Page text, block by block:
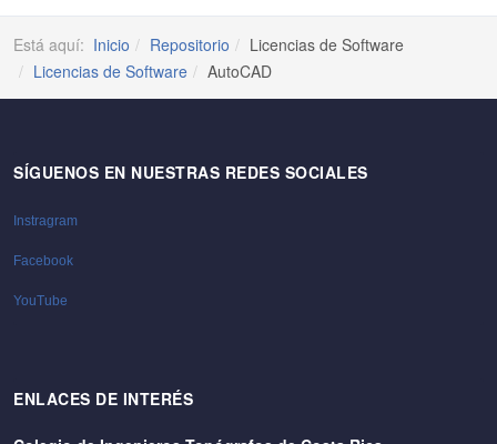
Está aquí: Inicio Repositorio
Licencias de Software
Licencias de Software
AutoCAD
SÍGUENOS EN NUESTRAS REDES SOCIALES
Instragram
Facebook
YouTube
ENLACES DE INTERÉS